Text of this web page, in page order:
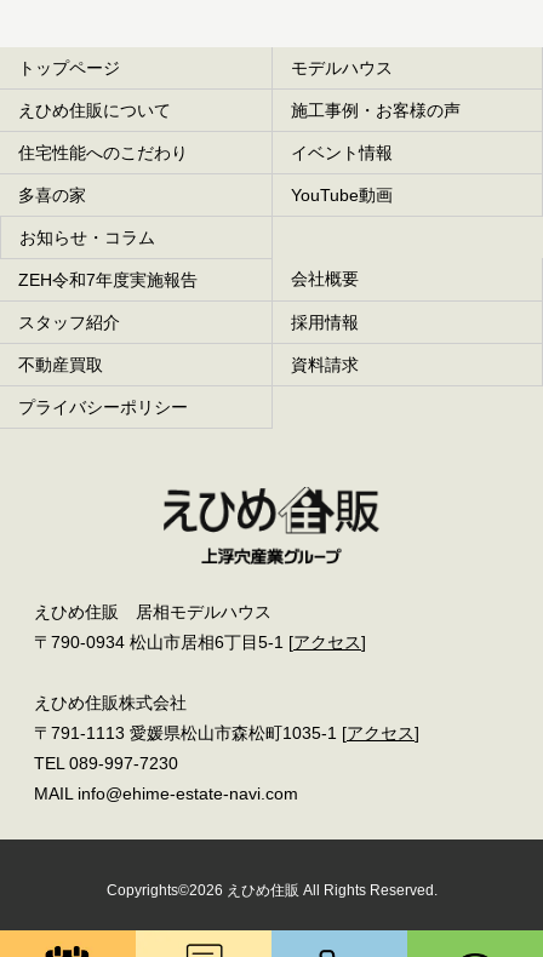
トップページ モデルハウス
えひめ住販について 施工事例・お客様の声
住宅性能へのこだわり イベント情報
多喜の家 YouTube動画
お知らせ・コラム
ZEH令和7年度実施報告 会社概要
スタッフ紹介 採用情報
不動産買取 資料請求
プライバシーポリシー
えひめ住販 居相モデルハウス
〒790-0934 松山市居相6丁目5-1 [アクセス]
えひめ住販株式会社
〒791-1113 愛媛県松山市森松町1035-1 [アクセス]
TEL 089-997-7230
MAIL info@ehime-estate-navi.com
Copyrights©2026 えひめ住販 All Rights Reserved.